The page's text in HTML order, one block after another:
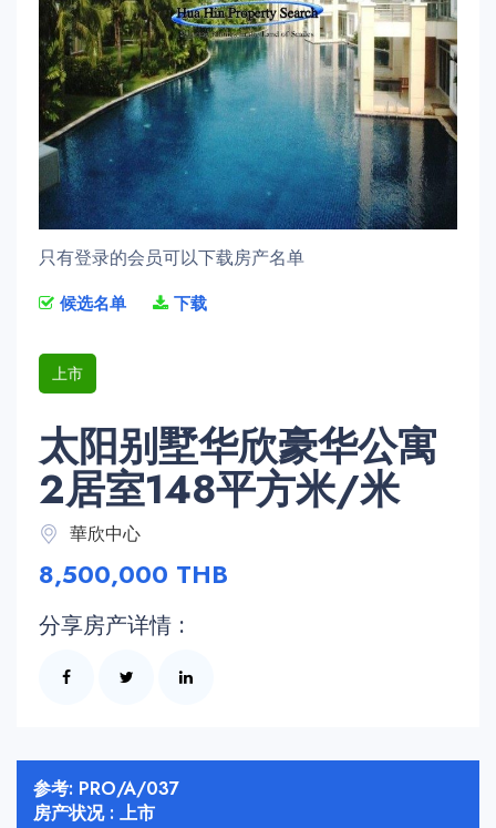
只有登录的会员可以下载房产名单
候选名单 下载
上市
太阳别墅华欣豪华公寓
2居室148平方米/米
華欣中心
8,500,000 THB
分享房产详情 :
参考: PRO/A/037
房产状况 : 上市